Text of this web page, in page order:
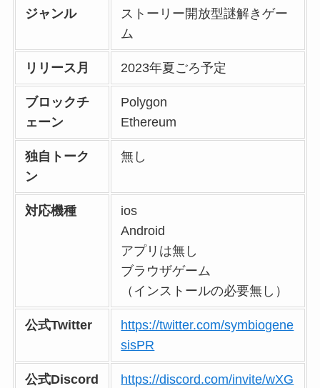
ジャンル
ストーリー開放型謎解きゲー
ム
リリース月 2023年夏ごろ予定
ブロックチ
ェーン
Polygon
Ethereum
独自トーク
ン
無し
対応機種
ios
Android
アプリは無し
ブラウザゲーム
（インストールの必要無し）
公式Twitter
https://twitter.com/symbiogene
sisPR
公式Discord
https://discord.com/invite/wXG